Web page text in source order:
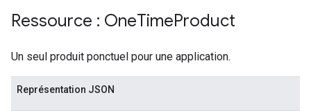
Ressource : OneTimeProduct
Un seul produit ponctuel pour une application.
Représentation JSON